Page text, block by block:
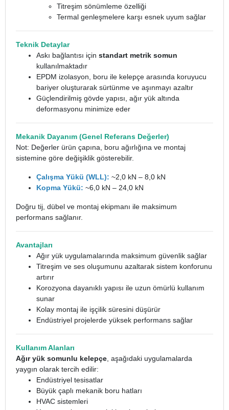
Titreşim sönümleme özelliği
Termal genleşmelere karşı esnek uyum sağlar
Teknik Detaylar
Askı bağlantısı için standart metrik somun
kullanılmaktadır
EPDM izolasyon, boru ile kelepçe arasında koruyucu
bariyer oluşturarak sürtünme ve aşınmayı azaltır
Güçlendirilmiş gövde yapısı, ağır yük altında
deformasyonu minimize eder
Mekanik Dayanım (Genel Referans Değerler)
Not: Değerler ürün çapına, boru ağırlığına ve montaj
sistemine göre değişiklik gösterebilir.
Çalışma Yükü (WLL): ~2,0 kN – 8,0 kN
Kopma Yükü: ~6,0 kN – 24,0 kN
Doğru tij, dübel ve montaj ekipmanı ile maksimum
performans sağlanır.
Avantajları
Ağır yük uygulamalarında maksimum güvenlik sağlar
Titreşim ve ses oluşumunu azaltarak sistem konforunu
artırır
Korozyona dayanıklı yapısı ile uzun ömürlü kullanım
sunar
Kolay montaj ile işçilik süresini düşürür
Endüstriyel projelerde yüksek performans sağlar
Kullanım Alanları
Ağır yük somunlu kelepçe , aşağıdaki uygulamalarda
yaygın olarak tercih edilir:
Endüstriyel tesisatlar
Büyük çaplı mekanik boru hatları
HVAC sistemleri